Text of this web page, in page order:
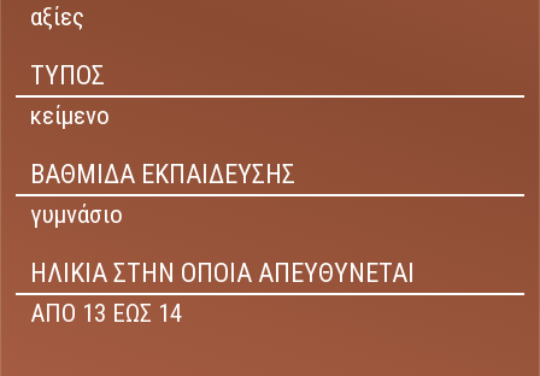
αξίες
ΤΥΠΟΣ
κείμενο
ΒΑΘΜΙΔΑ ΕΚΠΑΙΔΕΥΣΗΣ
γυμνάσιο
ΗΛΙΚΙΑ ΣΤΗΝ ΟΠΟΙΑ ΑΠΕΥΘΥΝΕΤΑΙ
ΑΠΟ 13 ΕΩΣ 14